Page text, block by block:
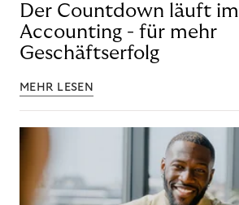
Der Countdown läuft im
Accounting - für mehr
Geschäftserfolg
MEHR LESEN